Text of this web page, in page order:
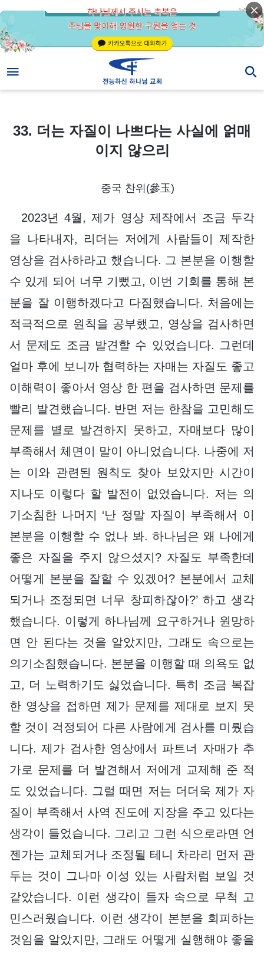
33. 더는 자질이 나쁘다는 사실에 얽매이지 않으리
33. 더는 자질이 나쁘다는 사실에 얽매
이지 않으리
중국 찬위(參玉)
2023년 4월, 제가 영상 제작에서 조금 두각
을 나타내자, 리더는 저에게 사람들이 제작한
영상을 검사하라고 했습니다. 그 본분을 이행할
수 있게 되어 너무 기뻤고, 이번 기회를 통해 본
분을 잘 이행하겠다고 다짐했습니다. 처음에는
적극적으로 원칙을 공부했고, 영상을 검사하면
서 문제도 조금 발견할 수 있었습니다. 그런데
얼마 후에 보니까 협력하는 자매는 자질도 좋고
이해력이 좋아서 영상 한 편을 검사하면 문제를
빨리 발견했습니다. 반면 저는 한참을 고민해도
문제를 별로 발견하지 못하고, 자매보다 많이
부족해서 체면이 말이 아니었습니다. 나중에 저
는 이와 관련된 원칙도 찾아 보았지만 시간이
지나도 이렇다 할 발전이 없었습니다. 저는 의
기소침한 나머지 ‘난 정말 자질이 부족해서 이
본분을 이행할 수 없나 봐. 하나님은 왜 나에게
좋은 자질을 주지 않으셨지? 자질도 부족한데
어떻게 본분을 잘할 수 있겠어? 본분에서 교체
되거나 조정되면 너무 창피하잖아?’ 하고 생각
했습니다. 이렇게 하나님께 요구하거나 원망하
면 안 된다는 것을 알았지만, 그래도 속으로는
의기소침했습니다. 본분을 이행할 때 의욕도 없
고, 더 노력하기도 싫었습니다. 특히 조금 복잡
한 영상을 접하면 제가 문제를 제대로 보지 못
할 것이 걱정되어 다른 사람에게 검사를 미뤘습
니다. 제가 검사한 영상에서 파트너 자매가 추
가로 문제를 더 발견해서 저에게 교제해 준 적
도 있었습니다. 그럴 때면 저는 더더욱 제가 자
질이 부족해서 사역 진도에 지장을 주고 있다는
생각이 들었습니다. 그리고 그런 식으로라면 언
젠가는 교체되거나 조정될 테니 차라리 먼저 관
두는 것이 그나마 이성 있는 사람처럼 보일 것
같았습니다. 이런 생각이 들자 속으로 무척 고
민스러웠습니다. 이런 생각이 본분을 회피하는
것임을 알았지만, 그래도 어떻게 실행해야 좋을